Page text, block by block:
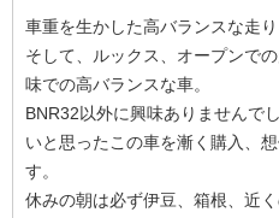
車重を生かした高バランスな走り
そして、ルックス、オープンで
味での高バランスな車。
BNR32以外に興味ありませんで
いと思ったこの車を漸く購入、
す。
休みの朝は必ず伊豆、箱根、近